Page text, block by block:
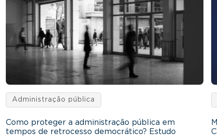
Administração pública
Como proteger a administração pública em
tempos de retrocesso democrático? Estudo